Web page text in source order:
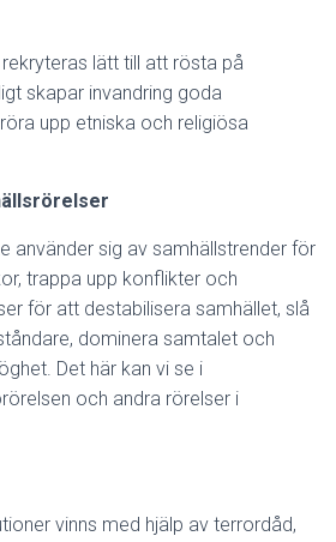
lätt till att rösta på
skapar invandring goda
upp etniska och religiösa
använder sig av samhällstrender för
trappa upp konflikter och
för att destabilisera samhället, slå
dominera samtalet och
Det här kan vi se i
och andra rörelser i
vinns med hjälp av terrordåd,